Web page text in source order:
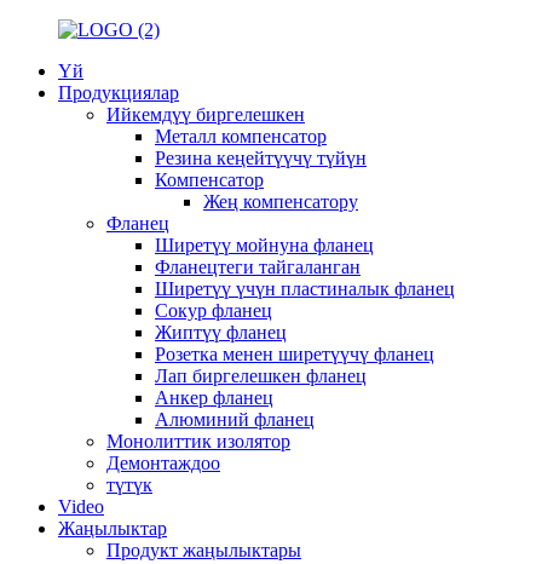
Үй
Продукциялар
Ийкемдүү биргелешкен
Металл компенсатор
Резина кеңейтүүчү түйүн
Компенсатор
Жең компенсатору
Фланец
Ширетүү мойнуна фланец
Фланецтеги тайгаланган
Ширетүү үчүн пластиналык фланец
Сокур фланец
Жиптүү фланец
Розетка менен ширетүүчү фланец
Лап биргелешкен фланец
Анкер фланец
Алюминий фланец
Монолиттик изолятор
Демонтаждоо
түтүк
Video
Жаңылыктар
Продукт жаңылыктары